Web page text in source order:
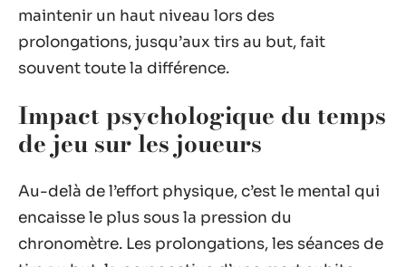
maintenir un haut niveau lors des
prolongations, jusqu’aux tirs au but, fait
souvent toute la différence.
Impact psychologique du temps
de jeu sur les joueurs
Au-delà de l’effort physique, c’est le mental qui
encaisse le plus sous la pression du
chronomètre. Les prolongations, les séances de